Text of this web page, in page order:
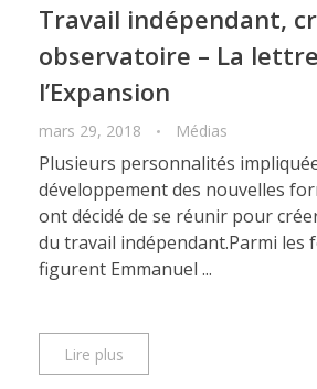
Photos et vidéos
La formation des indépendants
La protection sociale des indépendants
Le droit du travail
L’économie des plateformes
Les secteurs d’activité des
Le travail indépendant en France
Le travail indépendant à l’étranger
CONTACT
Travail indépendant,
observatoire – La
l’Expansion
mars 29, 2018 Médias
Plusieurs personnalités
développement des nouvelles
ont décidé de se réunir pour
du travail indépendant.Parmi les
figurent Emmanuel ...
Lire plus